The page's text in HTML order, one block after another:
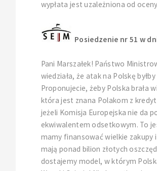
wypłata jest uzależniona od
Posiedzenie nr 51 w
Pani Marszałek! Państwo
wiedziała, że atak na Polskę
Proponujecie, żeby Polska brała
która jest znana Polakom z
jeżeli Komisja Europejska nie da
ekwiwalentem odsetkowym. To
mamy finansować wielkie
mają ponad bilion złotych
dostajemy model, w którym